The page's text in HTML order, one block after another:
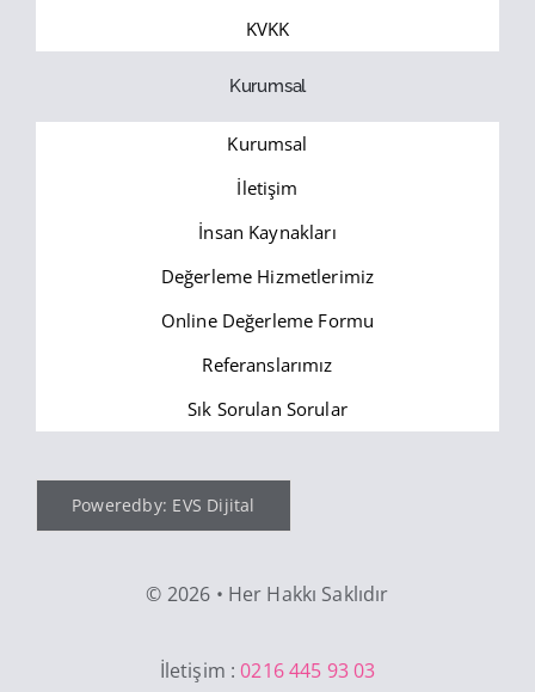
KVKK
Kurumsal
Kurumsal
İletişim
İnsan Kaynakları
Değerleme Hizmetlerimiz
Online Değerleme Formu
Referanslarımız
Sık Sorulan Sorular
Poweredby: EVS Dijital
© 2026 • Her Hakkı Saklıdır
İletişim :0216 445 93 03